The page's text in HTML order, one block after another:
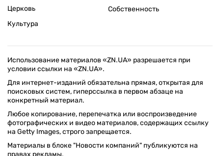
Церковь
Культура
Собственность
Использование материалов «ZN.UA» разрешается при
условии ссылки на «ZN.UA».
Для интернет-изданий обязательна прямая, открытая для
поисковых систем, гиперссылка в первом абзаце на
конкретный материал.
Любое копирование, перепечатка или воспроизведение
фотографических и видео материалов, содержащих ссылку
на Getty Images, строго запрещается.
Материалы в блоке "Новости компаний" публикуются на
правах рекламы.